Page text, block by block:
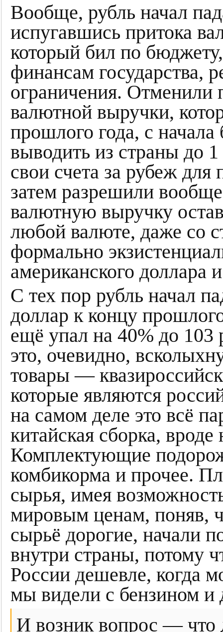
Вообще, рубль начал
испугавшись притока
который бил по
финансам государства,
ограничения. Отменили
валютной выручки,
прошлого года, с
выводить из страны до
свои счета за рубеж для
затем разрешили
валютную выручку
любой валюте, даже со
формально
американского доллара
С тех пор рубль начал
доллар к концу
ещё упал на 40% до 103
это, очевидно,
товары —
которые являются
на самом деле это всё
китайская сборка,
Комплектующие
комбикорма и прочее.
сырья, имея
мировым ценам, поняв,
сырьё дорогие, начали
внутри страны, потому
России дешевле, когда
мы видели с бензином и
И возник вопрос — что